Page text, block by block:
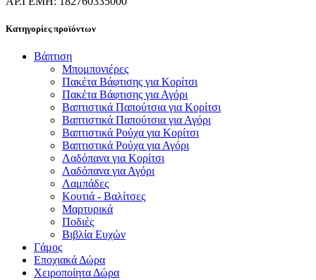
Κατηγορίες προϊόντων
Βάπτιση
Μπομπονιέρες
Πακέτα Βάφτισης για Κορίτσι
Πακέτα Βάφτισης για Αγόρι
Βαπτιστικά Παπούτσια για Κορίτσι
Βαπτιστικά Παπούτσια για Αγόρι
Βαπτιστικά Ρούχα για Κορίτσι
Βαπτιστικά Ρούχα για Αγόρι
Λαδόπανα για Κορίτσι
Λαδόπανα για Αγόρι
Λαμπάδες
Κουτιά - Βαλίτσες
Μαρτυρικά
Ποδιές
Βιβλία Ευχών
Γάμος
Εποχιακά Δώρα
Χειροποίητα Δώρα